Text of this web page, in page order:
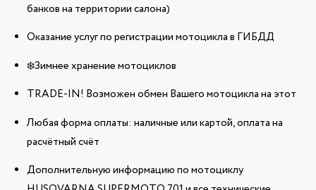
банков на территории салона)
Оказание услуг по регистрации мотоцикла в ГИБДД
❄️Зимнее хранение мотоциклов
TRADE-IN! Возможен обмен Вашего мотоцикла на этот
Любая форма оплаты: наличные или картой, оплата на
расчётный счёт
Дополнительную информацию по мотоциклу